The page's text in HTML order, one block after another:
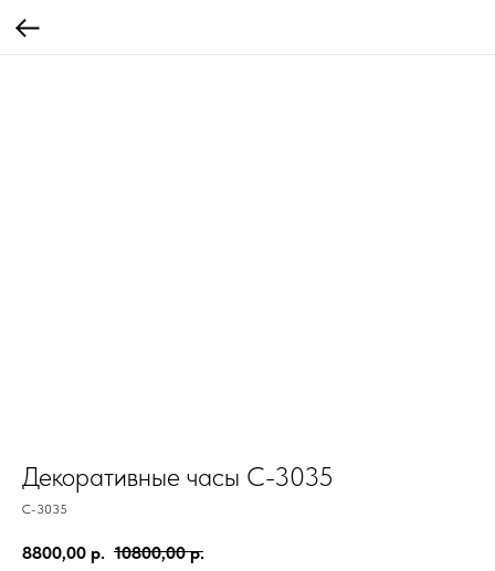
Декоративные часы С-3035
С-3035
8800,00 р. 10800,00 р.